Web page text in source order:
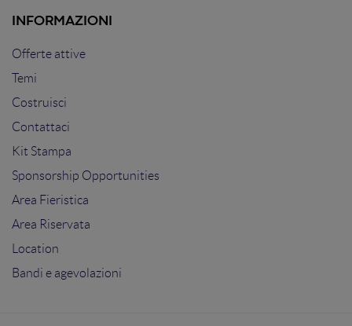
INFORMAZIONI
Offerte attive
Temi
Costruisci
Contattaci
Kit Stampa
Sponsorship Opportunities
Area Fieristica
Area Riservata
Location
Bandi e agevolazioni